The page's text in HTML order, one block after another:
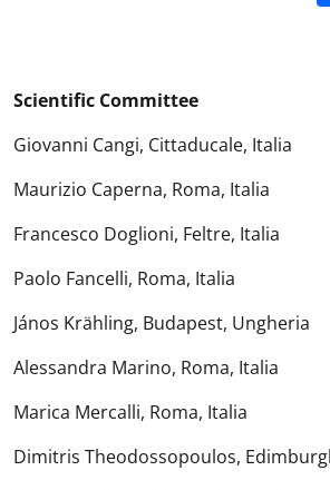
Scientific Committee
Giovanni Cangi, Cittaducale, Italia
Maurizio Caperna, Roma, Italia
Francesco Doglioni, Feltre, Italia
Paolo Fancelli, Roma, Italia
János Krähling, Budapest, Ungheria
Alessandra Marino, Roma, Italia
Marica Mercalli, Roma, Italia
Dimitris Theodossopoulos,